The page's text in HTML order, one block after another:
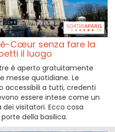
Cœur senza fare la
il luogo
è aperto gratuitamente
messe quotidiane. Le
accessibili a tutti, credenti
essere intese come un
visitatori. Ecco cosa
della basilica.